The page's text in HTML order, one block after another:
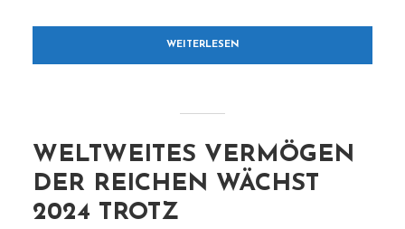
WEITERLESEN
WELTWEITES VERMÖGEN
DER REICHEN WÄCHST
2024 TROTZ